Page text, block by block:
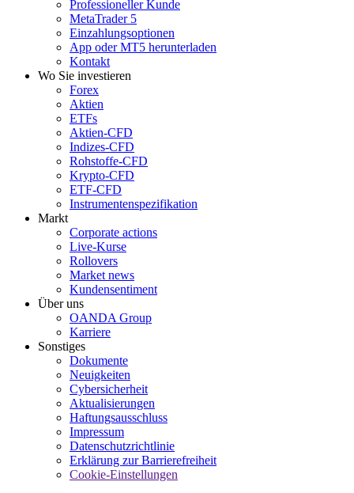
Professioneller Kunde
MetaTrader 5
Einzahlungsoptionen
App oder MT5 herunterladen
Kontakt
Wo Sie investieren
Forex
Aktien
ETFs
Aktien-CFD
Indizes-CFD
Rohstoffe-CFD
Krypto-CFD
ETF-CFD
Instrumentenspezifikation
Markt
Corporate actions
Live-Kurse
Rollovers
Market news
Kundensentiment
Über uns
OANDA Group
Karriere
Sonstiges
Dokumente
Neuigkeiten
Cybersicherheit
Aktualisierungen
Haftungsausschluss
Impressum
Datenschutzrichtlinie
Erklärung zur Barrierefreiheit
Cookie-Einstellungen